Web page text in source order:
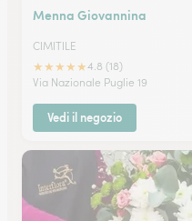
Menna Giovannina
CIMITILE
★★★★★4.8 (18)
Via Nazionale Puglie 19
Vedi il negozio